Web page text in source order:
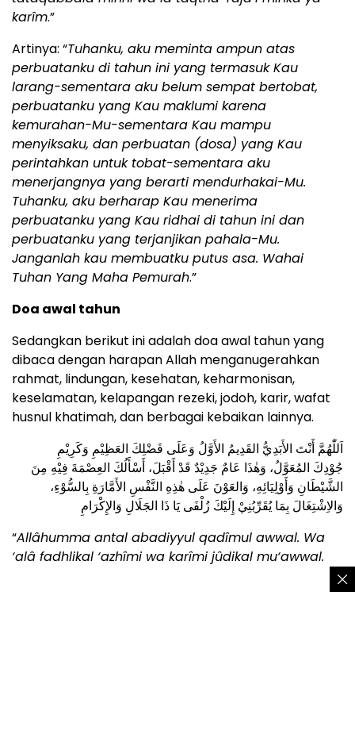
karîm.”
Artinya: “Tuhanku, aku meminta ampun atas
perbuatanku di tahun ini yang termasuk Kau
larang-sementara aku belum sempat bertobat,
perbuatanku yang Kau maklumi karena
kemurahan-Mu-sementara Kau mampu
menyiksaku, dan perbuatan (dosa) yang Kau
perintahkan untuk tobat-sementara aku
menerjangnya yang berarti mendurhakai-Mu.
Tuhanku, aku berharap Kau menerima
perbuatanku yang Kau ridhai di tahun ini dan
perbuatanku yang terjanjikan pahala-Mu.
Janganlah kau membuatku putus asa. Wahai
Tuhan Yang Maha Pemurah.”
Doa awal tahun
Sedangkan berikut ini adalah doa awal tahun yang
dibaca dengan harapan Allah menganugerahkan
rahmat, lindungan, kesehatan, keharmonisan,
keselamatan, kelapangan rezeki, jodoh, karir, wafat
husnul khatimah, dan berbagai kebaikan lainnya.
جُوْدِكَ المُعَوَّلُ، وَهٰذَا عَامٌ جَدِيْدٌ قَدْ أَقْبَلَ، أَسْأَلُكَ العِصْمَةَ فِيْهِ مِنَ
الشَّيْطَانِ وَأَوْلِيَائِهِ، وَالعَوْنَ عَلَى هٰذِهِ النَّفْسِ الأَمَّارَةِ بِالسُّوْءِ،
وَالاِشْتِغَالَ بِمَا يُقَرِّبُنِيْ إِلَيْكَ زُلْفَى يَا ذَا الجَلَالِ وَالإِكْرَامِ
“Allâhumma antal abadiyyul qadîmul awwal. Wa
‘alâ fadhlikal ‘azhîmi wa karîmi jûdikal mu‘awwal.
Hâdzâ ‘âmun jadîdun qad aqbal. As’alukal ‘ishmata